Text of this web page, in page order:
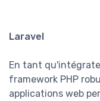
Laravel
En tant
framework PHP
applications web